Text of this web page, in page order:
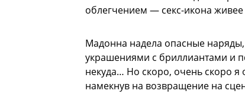
облегчением — секс-икона
Мадонна надела опасные
украшениями с бриллиантами и
некуда… Но скоро, очень скоро
намекнув на возвращение на